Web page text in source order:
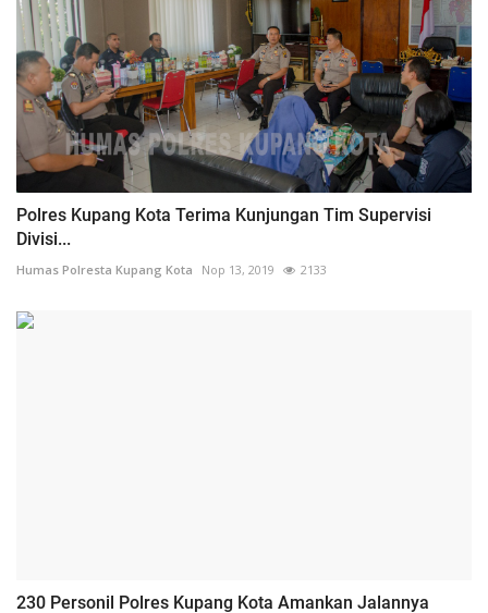
Polres Kupang Kota Terima Kunjungan Tim Supervisi
Divisi...
Humas Polresta Kupang Kota Nop 13, 2019 2133
230 Personil Polres Kupang Kota Amankan Jalannya